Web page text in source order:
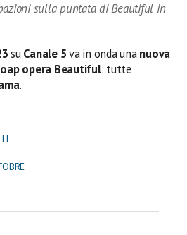
sulla puntata di Beautiful in
suCanale 5va in onda unanuova
opera Beautiful: tutte
.